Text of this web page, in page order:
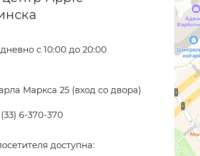
с 10:00 до 20:00
Маркса 25 (вход со двора)
6-370-370
доступна: